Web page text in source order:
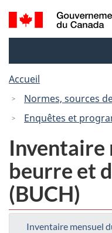
Recherche
et
Accueil
Normes, sources
Enquêtes et
Inventaire
beurre et
(BUCH)
Inventaire mensuel